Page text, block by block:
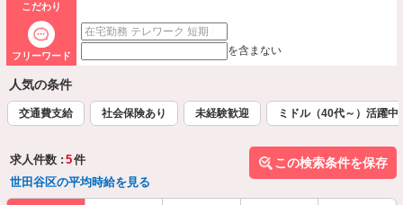
こだわり
フリーワード を含まない
人気の条件
交通費支給 社会保険あり 未経験歓迎 ミドル（40代～）活躍中
求人件数 : 5件
世田谷区の平均時給を見る
この検索条件を保存